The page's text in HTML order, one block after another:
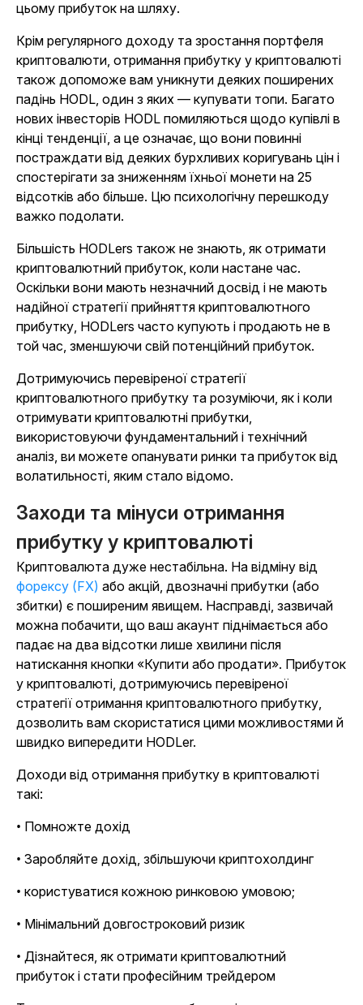
цьому прибуток на шляху.
Крім регулярного доходу та зростання портфеля
криптовалюти, отримання прибутку у криптовалюті
також допоможе вам уникнути деяких поширених
падінь HODL, один з яких — купувати топи. Багато
нових інвесторів HODL помиляються щодо купівлі в
кінці тенденції, а це означає, що вони повинні
постраждати від деяких бурхливих коригувань цін і
спостерігати за зниженням їхньої монети на 25
відсотків або більше. Цю психологічну перешкоду
важко подолати.
Більшість HODLers також не знають, як отримати
криптовалютний прибуток, коли настане час.
Оскільки вони мають незначний досвід і не мають
надійної стратегії прийняття криптовалютного
прибутку, HODLers часто купують і продають не в
той час, зменшуючи свій потенційний прибуток.
Дотримуючись перевіреної стратегії
криптовалютного прибутку та розуміючи, як і коли
отримувати криптовалютні прибутки,
використовуючи фундаментальний і технічний
аналіз, ви можете опанувати ринки та прибуток від
волатильності, яким стало відомо.
Заходи та мінуси отримання
прибутку у криптовалюті
Криптовалюта дуже нестабільна. На відміну від
форексу (FX) або акцій, двозначні прибутки (або
збитки) є поширеним явищем. Насправді, зазвичай
можна побачити, що ваш акаунт піднімається або
падає на два відсотки лише хвилини після
натискання кнопки «Купити або продати». Прибуток
у криптовалюті, дотримуючись перевіреної
стратегії отримання криптовалютного прибутку,
дозволить вам скористатися цими можливостями й
швидко випередити HODLer.
Доходи від отримання прибутку в криптовалюті
такі:
• Помножте дохід
• Заробляйте дохід, збільшуючи криптохолдинг
• користуватися кожною ринковою умовою;
• Мінімальний довгостроковий ризик
• Дізнайтеся, як отримати криптовалютний
прибуток і стати професійним трейдером